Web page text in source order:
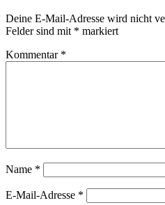
Deine E-Mail-Adresse wird nicht
Felder sind mit * markiert
Kommentar *
Name *
E-Mail-Adresse *